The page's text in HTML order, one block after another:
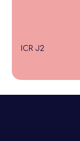
ICR J2